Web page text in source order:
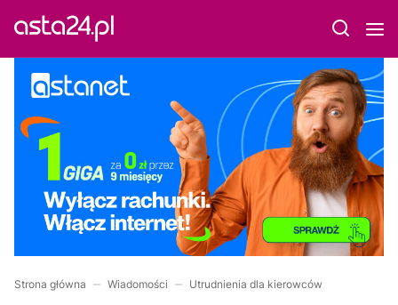
Strona główna Wiadomości Utrudnienia dla kierowców